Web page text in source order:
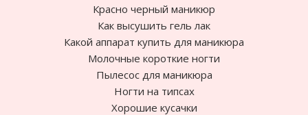
Красно черный маникюр
Как высушить гель лак
Какой аппарат купить для маникюра
Молочные короткие ногти
Пылесос для маникюра
Ногти на типсах
Хорошие кусачки